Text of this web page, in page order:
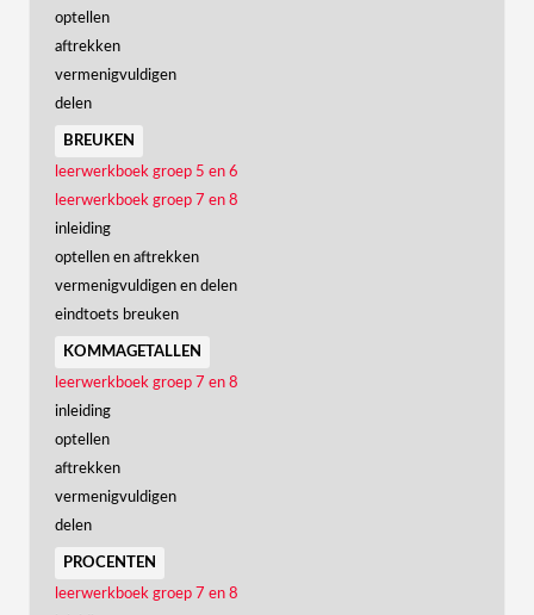
optellen
aftrekken
vermenigvuldigen
delen
breuken
leerwerkboek groep 5 en 6
leerwerkboek groep 7 en 8
inleiding
optellen en aftrekken
vermenigvuldigen en delen
eindtoets breuken
kommagetallen
leerwerkboek groep 7 en 8
inleiding
optellen
aftrekken
vermenigvuldigen
delen
procenten
leerwerkboek groep 7 en 8